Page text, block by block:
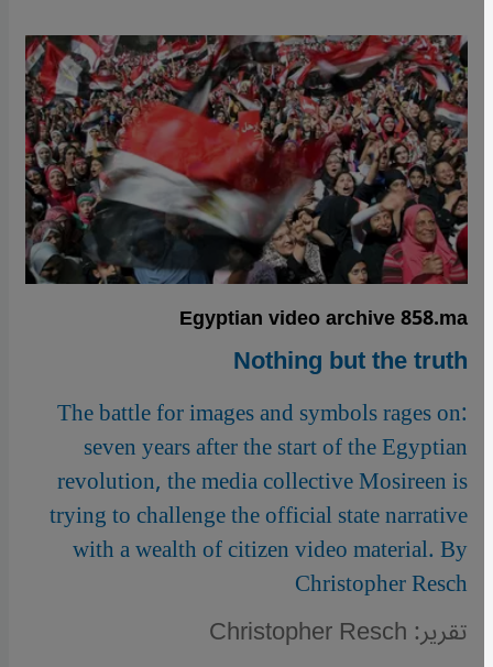
Egyptian video archive 858.ma
Nothing but the truth
The battle for images and symbols rages on:
seven years after the start of the Egyptian
revolution, the media collective Mosireen is
trying to challenge the official state narrative
with a wealth of citizen video material. By
Christopher Resch
تقرير: Christopher Resch